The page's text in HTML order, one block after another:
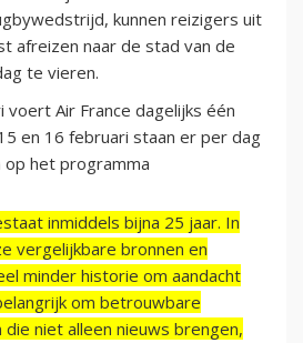
kunnen reizigers uit
afreizen naar de stad van de
te vieren.
Air France dagelijks één
en 16 februari staan er per dag
het programma
inmiddels bijna 25 jaar. In
vergelijkbare bronnen en
minder historie om aandacht
om betrouwbare
niet alleen nieuws brengen,